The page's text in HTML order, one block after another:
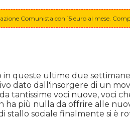
Comunista con 15 euro al mese.
in queste ultime due
dato dall'insorgere di un
voci nuove, voci
più nulla da offrire alle
sociale finalmente si è